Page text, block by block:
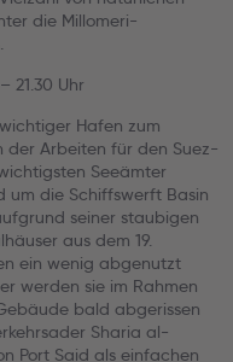
die Millomeri-
21.30 Uhr
Hafen zum
der Arbeiten für den Suez-
Seeämter
um die Schiffswerft Basin
seiner staubigen
aus dem 19.
ein wenig abgenutzt
werden sie im Rahmen
bald abgerissen
Sharia al-
Port Said als einfachen